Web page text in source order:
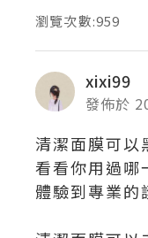
瀏覽次數:959
xixi99
發佈於
清潔面膜可以
看看你用過哪
體驗到專業的